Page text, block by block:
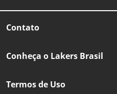
Contato
Conheça o Lakers Brasil
Termos de Uso